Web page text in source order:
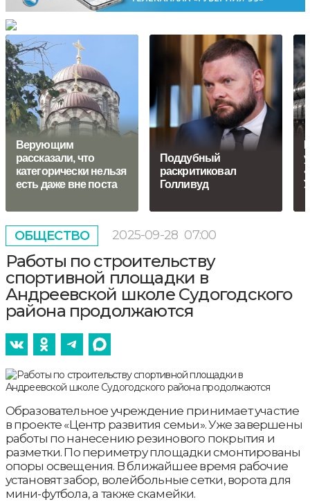
Верующим
рассказали, что
категорически нельзя
есть даже вне поста
Поддубный
раскритиковал
Голливуд
ОБЩЕСТВО 2025-09-28 07:00
Работы по строительству
спортивной площадки в
Андреевской школе Судогодского
района продолжаются
Образовательное учреждение принимает участие
в проекте «Центр развития семьи». Уже завершены
работы по нанесению резинового покрытия и
разметки. По периметру площадки смонтированы
опоры освещения. В ближайшее время рабочие
установят забор, волейбольные сетки, ворота для
мини-футбола, а также скамейки.